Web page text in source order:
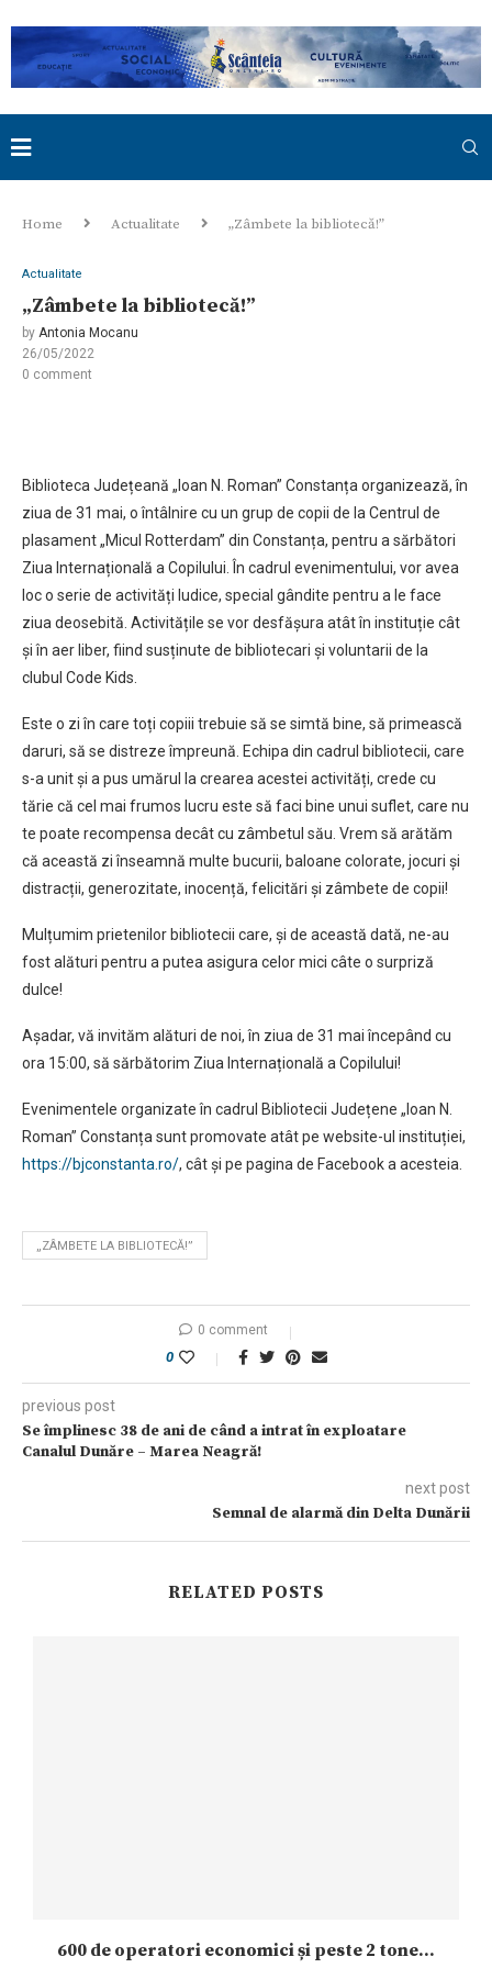
Home Actualitate „Zâmbete la bibliotecă!”
Actualitate
„Zâmbete la bibliotecă!”
by Antonia Mocanu
26/05/2022
0 comment
Biblioteca Județeană „Ioan N. Roman” Constanța organizează, în
ziua de 31 mai, o întâlnire cu un grup de copii de la Centrul de
plasament „Micul Rotterdam” din Constanța, pentru a sărbători
Ziua Internațională a Copilului. În cadrul evenimentului, vor avea
loc o serie de activități ludice, special gândite pentru a le face
ziua deosebită. Activitățile se vor desfășura atât în instituție cât
și în aer liber, fiind susținute de bibliotecari și voluntarii de la
clubul Code Kids.
Este o zi în care toți copiii trebuie să se simtă bine, să primească
daruri, să se distreze împreună. Echipa din cadrul bibliotecii, care
s-a unit și a pus umărul la crearea acestei activități, crede cu
tărie că cel mai frumos lucru este să faci bine unui suflet, care nu
te poate recompensa decât cu zâmbetul său. Vrem să arătăm
că această zi înseamnă multe bucurii, baloane colorate, jocuri și
distracții, generozitate, inocență, felicitări și zâmbete de copii!
Mulțumim prietenilor bibliotecii care, și de această dată, ne-au
fost alături pentru a putea asigura celor mici câte o surpriză
dulce!
Așadar, vă invităm alături de noi, în ziua de 31 mai începând cu
ora 15:00, să sărbătorim Ziua Internațională a Copilului!
Evenimentele organizate în cadrul Bibliotecii Județene „Ioan N.
Roman” Constanța sunt promovate atât pe website-ul instituției,
https://bjconstanta.ro/, cât şi pe pagina de Facebook a acesteia.
„ZÂMBETE LA BIBLIOTECĂ!”
0 comment
0
previous post
Se împlinesc 38 de ani de când a intrat în exploatare
Canalul Dunăre – Marea Neagră!
next post
Semnal de alarmă din Delta Dunării
RELATED POSTS
600 de operatori economici și peste 2 tone...